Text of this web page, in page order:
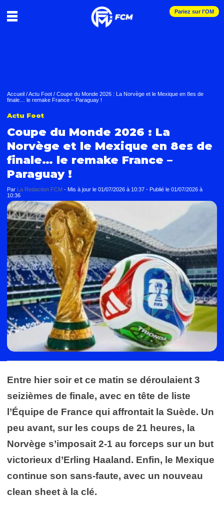
Pariez sur l'OM
Accueil /Actu Foot / Coupe du Monde 2026 : La Norvège et le Mexique en 8es de
finale… le remake France – Paraguay !
Actu Foot
Coupe du Monde 2026 : La
Norvège et le Mexique en 8es de
finale… le remake France –
Paraguay !
Par La Redaction FCM - Mis à jour le 01/07/2026 à 10:37 - Publié le 01/07/2026 à
10:36
Entre hier soir et ce matin se déroulaient 3
seizièmes de finale, avec en tête de liste
l’Équipe de France qui affrontait la Suède. Un
peu avant, sur les coups de 21 heures, la
Norvège s’imposait 2-1 au forceps sur un but
victorieux d’Erling Haaland. Enfin, le Mexique
continue son sans-faute, avec un nouveau
clean sheet à la clé.